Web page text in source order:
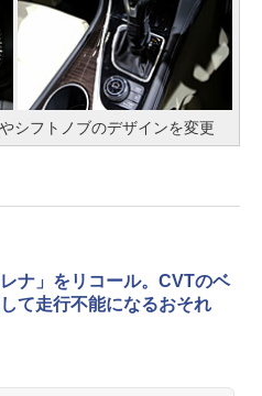
シフトノブのデザインを変更
ナ」をリコール。CVTのベ
て走行不能になるおそれ